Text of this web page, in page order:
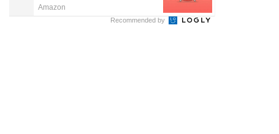
Amazon
Recommended by